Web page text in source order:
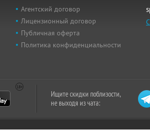
Агентский договор
Лицензионный договор
Публичная оферта
Политика конфиденциальности
Ищите скидки поблизости,
не выходя из чата: